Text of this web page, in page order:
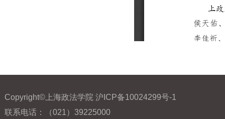
Copyright©上海政法学院 沪ICP备10024299号-1
联系电话：（021）39225000